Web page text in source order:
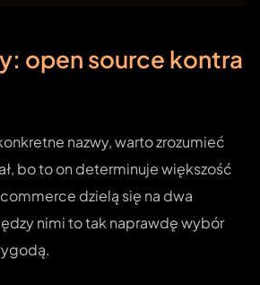
open source kontra
nazwy, warto zrozumieć
bo to on determinuje większość
dzielą się na dwa
nimi to tak naprawdę wybór